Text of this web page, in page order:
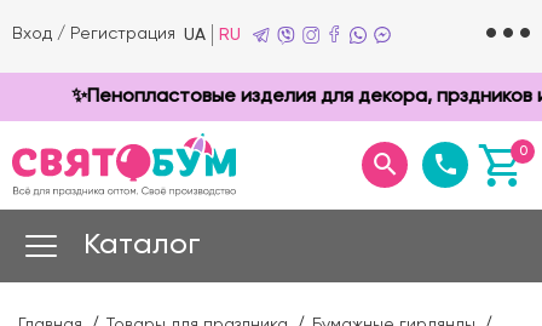
Вход / Регистрация UA RU
✨Пенопластовые изделия для декора, прздников
0
Каталог